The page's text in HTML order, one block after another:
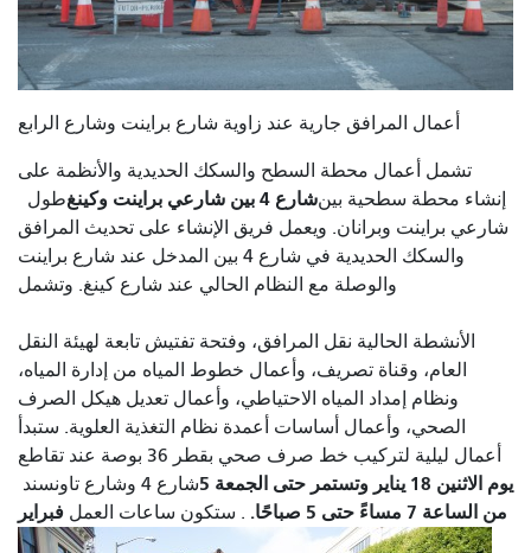
أعمال المرافق جارية عند زاوية شارع براينت وشارع الرابع
تشمل أعمال محطة السطح والسكك الحديدية والأنظمة على
طول
شارع 4 بين شارعي براينت وكينغإنشاء محطة سطحية بين
شارعي براينت وبرانان. ويعمل فريق الإنشاء على تحديث المرافق
والسكك الحديدية في شارع 4 بين المدخل عند شارع براينت
والوصلة مع النظام الحالي عند شارع كينغ. وتشمل
الأنشطة الحالية نقل المرافق، وفتحة تفتيش تابعة لهيئة النقل
العام، وقناة تصريف، وأعمال خطوط المياه من إدارة المياه،
ونظام إمداد المياه الاحتياطي، وأعمال تعديل هيكل الصرف
الصحي، وأعمال أساسات أعمدة نظام التغذية العلوية. ستبدأ
أعمال ليلية لتركيب خط صرف صحي بقطر 36 بوصة عند تقاطع
شارع 4 وشارع تاونسنديوم الاثنين 18 يناير وتستمر حتى الجمعة 5
فبراير . ستكون ساعات العمل من الساعة 7 مساءً حتى 5 صباحًا.